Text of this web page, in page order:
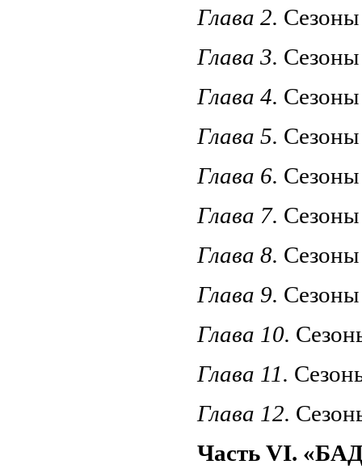
Глава 2.
Глава 3.
Глава 4.
Глава 5.
Глава 6.
Глава 7.
Глава 8.
Глава 9.
Глава 10.
Глава 11.
Глава 12.
Часть VI.